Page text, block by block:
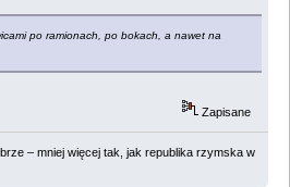
po ramionach, po bokach, a nawet na
Zapisane
– mniej więcej tak, jak republika rzymska w